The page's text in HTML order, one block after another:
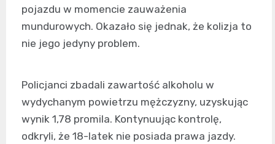
pojazdu w momencie zauważenia
mundurowych. Okazało się jednak, że kolizja to
nie jego jedyny problem.
Policjanci zbadali zawartość alkoholu w
wydychanym powietrzu mężczyzny, uzyskując
wynik 1,78 promila. Kontynuując kontrolę,
odkryli, że 18-latek nie posiada prawa jazdy.